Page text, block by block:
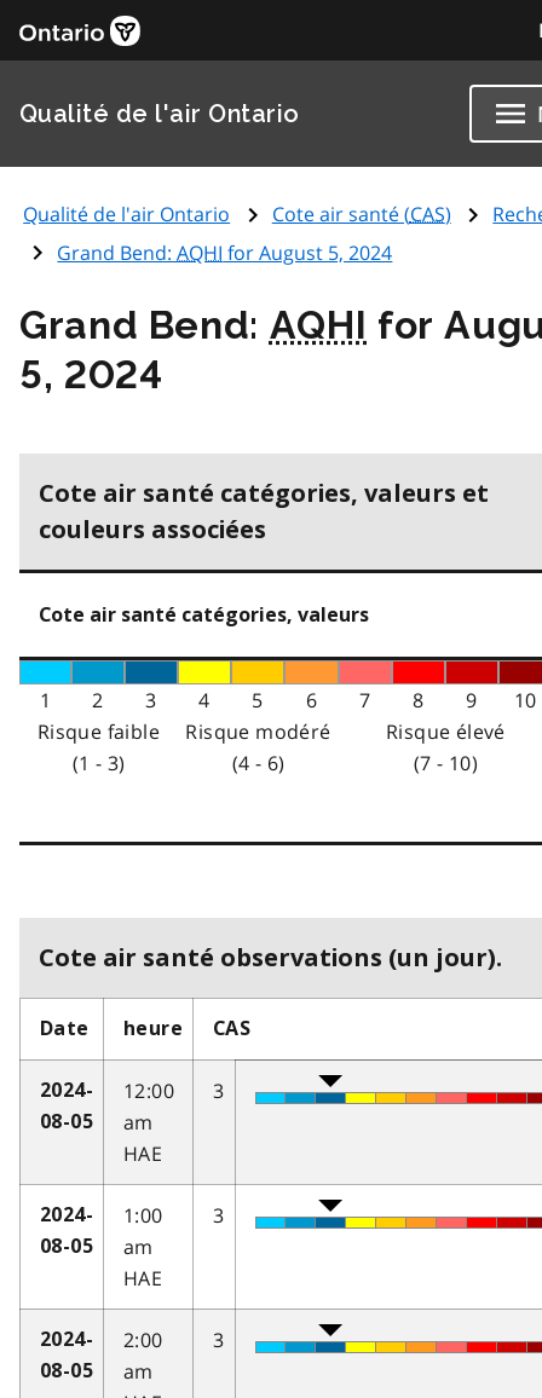
Qualité de l'air Ontario
Qualité de l'air Ontario Cote air santé (CAS)
Grand Bend:AQHI for August 5, 2024
Grand Bend: AQHI for
5, 2024
Cote air santé catégories, valeurs et
couleurs associées
Cote air santé catégories, valeurs
1 2 3 4 5 6 7 8 9
10
Risque faible
(1 - 3)
Risque modéré
(4 - 6)
Risque élevé
(7 - 10)
Cote air santé observations (un jour).
Date heure CAS
2024-
08-05
12:00
am
HAE
3
2024-
08-05
1:00
am
HAE
3
2024-
08-05
2:00
am
3